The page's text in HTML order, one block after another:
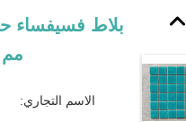
مم
الاسم التجاري: